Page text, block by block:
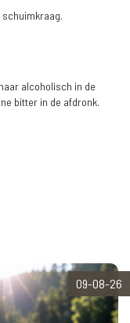
schuimkraag.
alcoholisch in de
bitter in de afdronk.
09-08-26